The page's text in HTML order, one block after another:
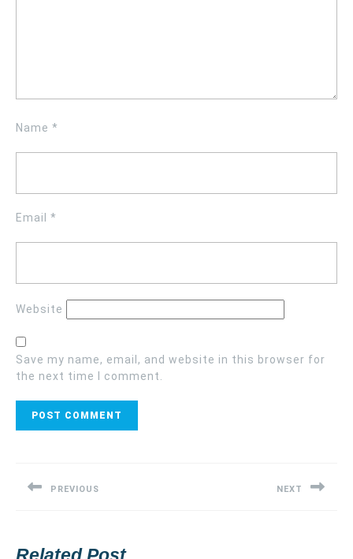
Name *
Email *
Website
Save my name, email, and website in this browser for
the next time I comment.
PREVIOUS NEXT